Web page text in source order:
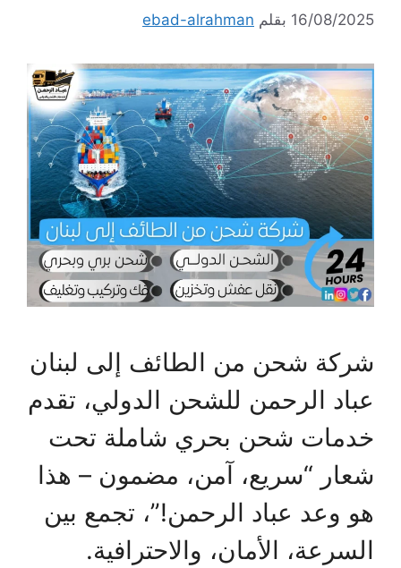
16/08/2025 بقلم ebad-alrahman
شركة شحن من الطائف إلى لبنان
عباد الرحمن للشحن الدولي، تقدم
خدمات شحن بحري شاملة تحت
شعار “سريع، آمن، مضمون – هذا
هو وعد عباد الرحمن!”، تجمع بين
السرعة، الأمان، والاحترافية.